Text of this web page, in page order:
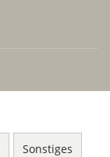
Sonstiges